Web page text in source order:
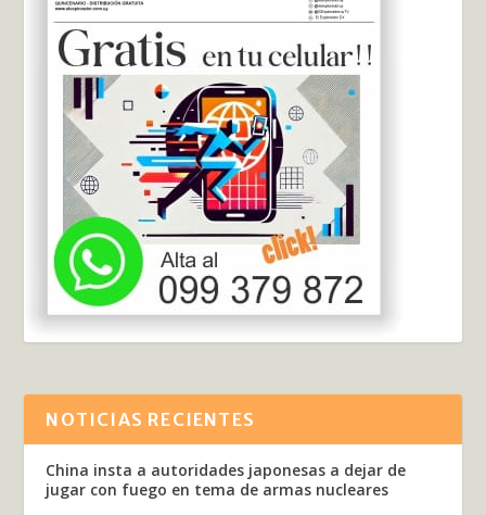
NOTICIAS RECIENTES
China insta a autoridades japonesas a dejar de
jugar con fuego en tema de armas nucleares